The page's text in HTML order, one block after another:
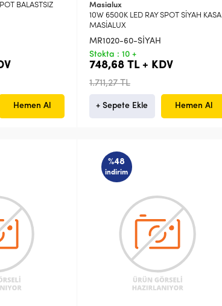
BALASTSIZ
Hemen Al
Masialux
10W 6500K LED RAY SPOT SİYAH KASA
MASİALUX
MR1020-60-SİYAH
Stokta : 10 +
748,68 TL + KDV
1.711,27 TL
+ Sepete Ekle Hemen Al
%48
indirim